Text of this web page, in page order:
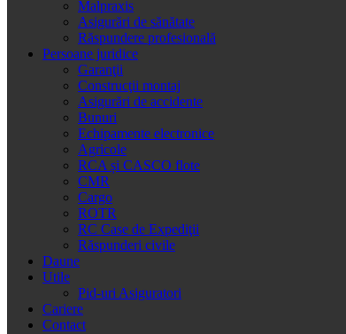
Malpraxis
Asigurări de sănătate
Răspundere profesională
Persoane juridice
Garanţii
Construcţii montaj
Asigurări de accidente
Bunuri
Echipamente electronice
Agricole
RCA și CASCO flote
CMR
Cargo
ROTR
RC Case de Expediţii
Răspunderi civile
Daune
Utile
Pid-uri Asiguratori
Cariere
Contact